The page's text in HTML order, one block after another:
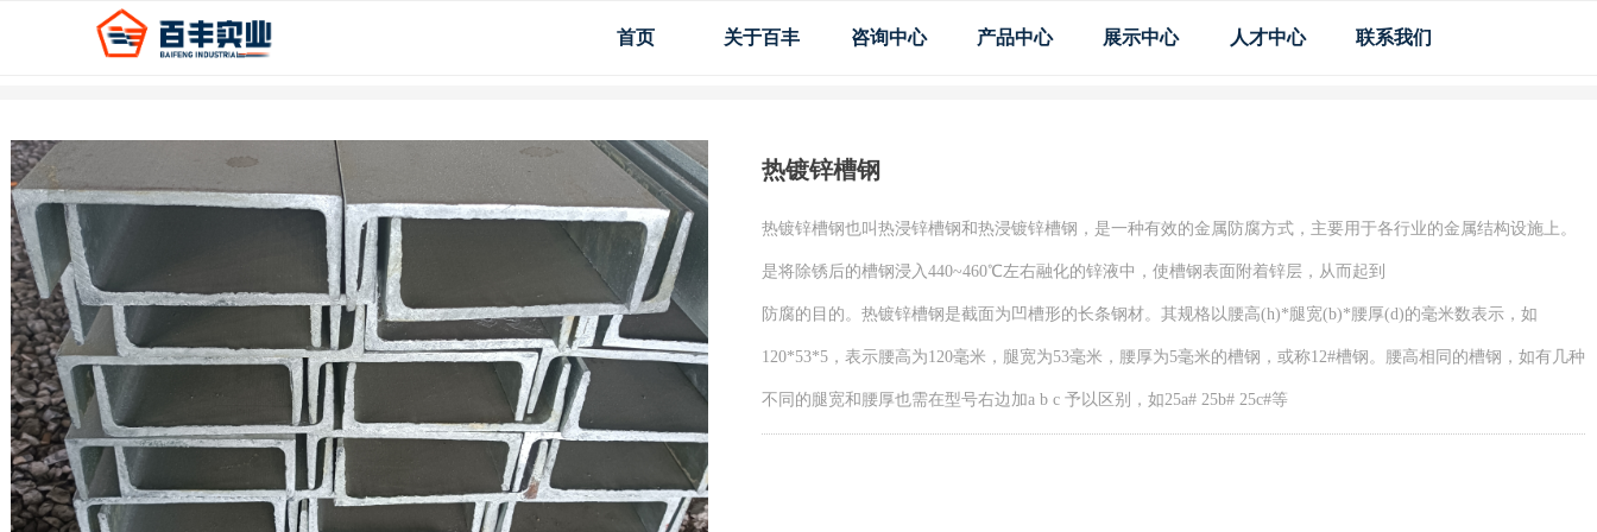
首页 关于百丰 咨询中心 产品中心 展示中心 人才中心 联系我们
热镀锌槽钢
热镀锌槽钢也叫热浸锌槽钢和热浸镀锌槽钢，是一种有效的金属防腐方式，主要用于各行业的金属结构设施上。
是将除锈后的槽钢浸入440~460℃左右融化的锌液中，使槽钢表面附着锌层，从而起到
防腐的目的。热镀锌槽钢是截面为凹槽形的长条钢材。其规格以腰高(h)*腿宽(b)*腰厚(d)的毫米数表示，如
120*53*5，表示腰高为120毫米，腿宽为53毫米，腰厚为5毫米的槽钢，或称12#槽钢。腰高相同的槽钢，如有几种
不同的腿宽和腰厚也需在型号右边加a b c 予以区别，如25a# 25b# 25c#等